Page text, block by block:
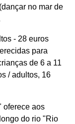
no mar de
- 28 euros
para
de 6 a 11
/ adultos, 16
oferece aos
do rio "Rio